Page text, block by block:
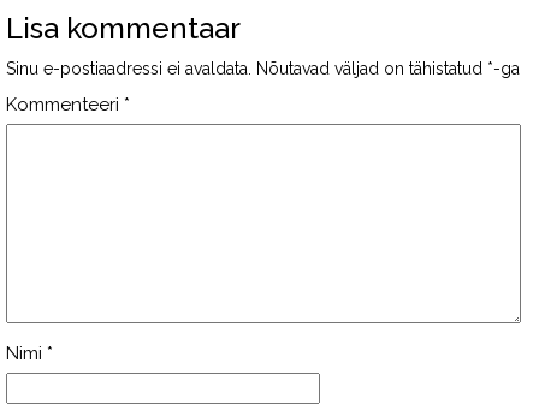
Lisa kommentaar
Sinu e-postiaadressi ei avaldata. Nõutavad väljad on tähistatud *-ga
Kommenteeri *
Nimi *